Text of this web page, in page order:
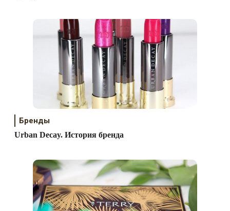
Бренды
Urban Decay. История бренда